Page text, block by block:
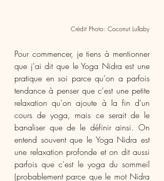
Crédit Photo: Coconut Lullaby
Pour commencer, je tiens à mentionner
que j'ai dit que le Yoga Nidra est une
pratique en soi parce qu'on a parfois
tendance à penser que c'est une petite
relaxation qu'on ajoute à la fin d'un
cours de yoga, mais ce serait de le
banaliser que de le définir ainsi. On
entend souvent que le Yoga Nidra est
une relaxation profonde et on dit aussi
parfois que c'est le yoga du sommeil
(probablement parce que le mot Nidra